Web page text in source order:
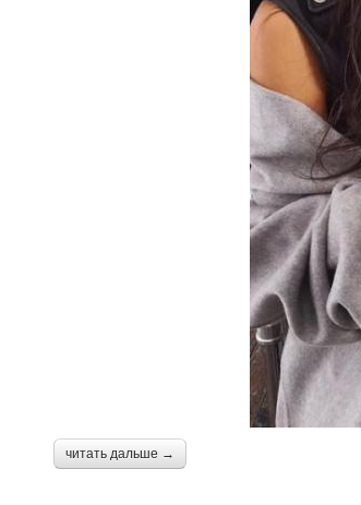
читать дальше →